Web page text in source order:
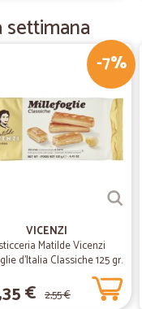
—Carmen C.
Ottimo servizio. Lo consiglio
—Trustpilot
fatto l'ordine la notte del 02
un piccolo regalo gratis ..
-7%
VICENZI
Matilde Vicenzi
d'Italia Classiche 125 gr.
€ 2,55 €